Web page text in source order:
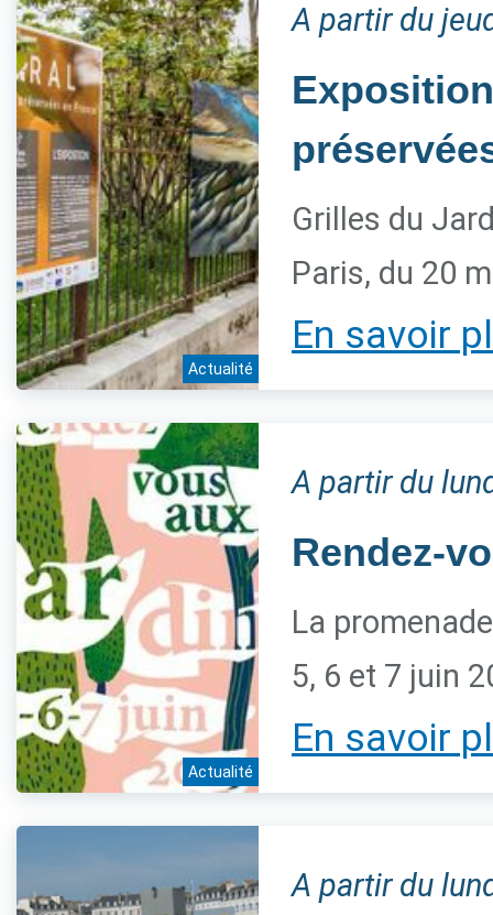
Actualité
A partir du
Grilles du
Paris, du 20
En savoir
Actualité
A partir du
Rendez-
La
5, 6 et 7 juin
En savoir
A partir du